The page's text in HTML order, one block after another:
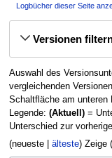
Logbücher dieser Seite
Navigation
SucheVersionen
Auswahl des
vergleichenden
Schaltfläche am unteren
Legende: (Aktuell)=
Unterschied zur
(neueste| älteste) Zeige (